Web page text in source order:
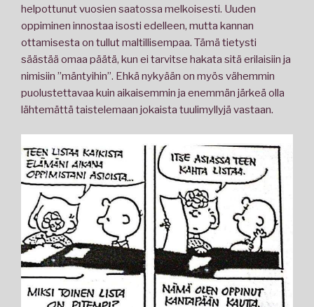
helpottunut vuosien saatossa melkoisesti. Uuden
oppiminen innostaa isosti edelleen, mutta kannan
ottamisesta on tullut maltillisempaa. Tämä tietysti
säästää omaa päätä, kun ei tarvitse hakata sitä erilaisiin ja
nimisiin ”mäntyihin”. Ehkä nykyään on myös vähemmin
puolustettavaa kuin aikaisemmin ja enemmän järkeä olla
lähtemättä taistelemaan jokaista tuulimyllyjä vastaan.